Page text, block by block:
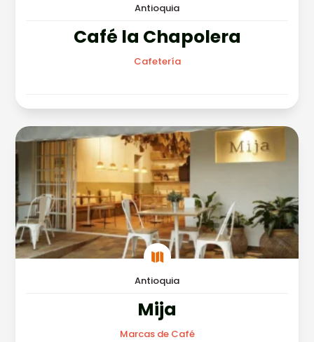
Antioquia
Café la Chapolera
Cafetería

Antioquia
Mija
Marcas de Café